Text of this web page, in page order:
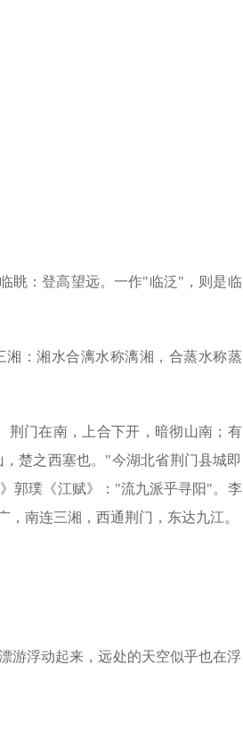
：登高望远。一作"临泛"，则是临
：湘水合漓水称漓湘，合蒸水称蒸
门在南，上合下开，暗彻山南；有
楚之西塞也。"今湖北省荆门县城即
郭璞《江赋》："流九派乎寻阳"。李
南连三湘，西通荆门，东达九江。
浮动起来，远处的天空似乎也在浮